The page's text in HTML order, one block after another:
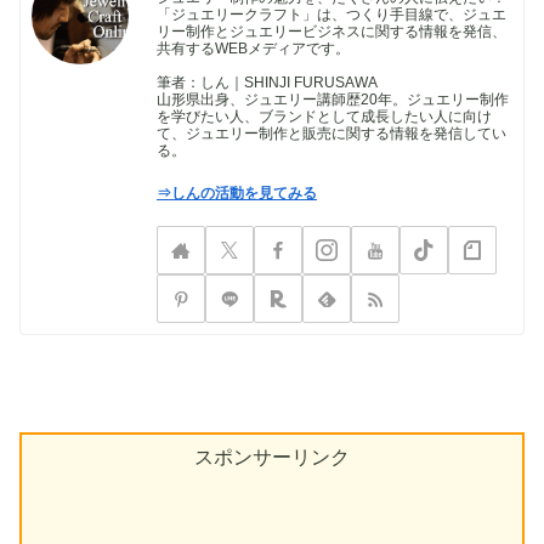
「ジュエリークラフト」は、つくり手目線で、ジュエ
リー制作とジュエリービジネスに関する情報を発信、
共有するWEBメディアです。
筆者：しん｜SHINJI FURUSAWA
山形県出身、ジュエリー講師歴20年。ジュエリー制作
を学びたい人、ブランドとして成長したい人に向け
て、ジュエリー制作と販売に関する情報を発信してい
る。
⇒しんの活動を見てみる
スポンサーリンク